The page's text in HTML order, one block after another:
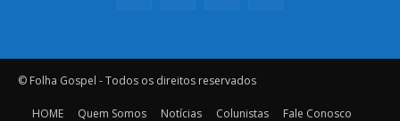
© Folha Gospel - Todos os direitos reservados
HOME Quem Somos Notícias Colunistas
Fale Conosco